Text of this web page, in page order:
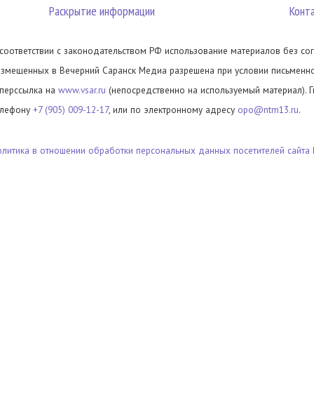
Раскрытие информации
с законодательством РФ использование материалов без
в Вечерний Саранск Медиа разрешена при условии
на www.vsar.ru (непосредственно на используемый материал).
+7 (905) 009-12-17, или по электронному адресу opo@ntm13.ru.
в отношении обработки персональных данных посетителей